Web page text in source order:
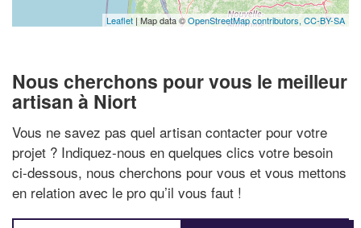
Leaflet | Map data ©OpenStreetMap contributors, CC-BY-SA
Nous cherchons pour vous le meilleur
artisan à Niort
Vous ne savez pas quel artisan contacter pour votre
projet ? Indiquez-nous en quelques clics votre besoin
ci-dessous, nous cherchons pour vous et vous mettons
en relation avec le pro qu’il vous faut !